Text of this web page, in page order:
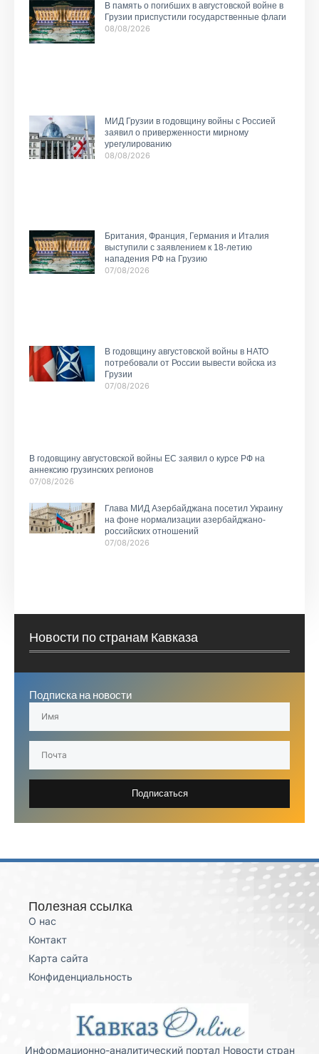
В память о погибших в августовской войне в
Грузии приспустили государственные флаги
08/08/2026
МИД Грузии в годовщину войны с Россией
заявил о приверженности мирному
урегулированию
08/08/2026
Британия, Франция, Германия и Италия
выступили с заявлением к 18-летию
нападения РФ на Грузию
07/08/2026
В годовщину августовской войны в НАТО
потребовали от России вывести войска из
Грузии
07/08/2026
В годовщину августовской войны ЕС заявил о курсе РФ на
аннексию грузинских регионов
07/08/2026
Глава МИД Азербайджана посетил Украину
на фоне нормализации азербайджано-
российских отношений
07/08/2026
Новости по странам Кавказа
Подписка на новости
Подписаться
Полезная ссылка
О нас
Контакт
Карта сайта
Конфиденциальность
Информационно-аналитический портал Новости стран